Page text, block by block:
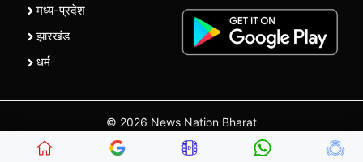
मध्य-प्रदेश
झारखंड
धर्म
© 2026 News Nation Bharat
| |Contact Us |Policies Terms and Conditions